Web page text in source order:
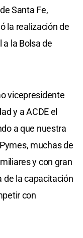
Santa Fe,
la realización de
la Bolsa de
vicepresidente
y a ACDE el
a que nuestra
muchas de
y con gran
de la capacitación
con